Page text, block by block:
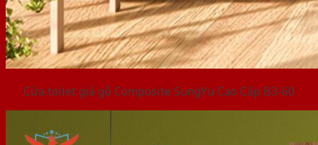
Cửa toilet giả gỗ Composite SungYu Cao Cấp B3-60